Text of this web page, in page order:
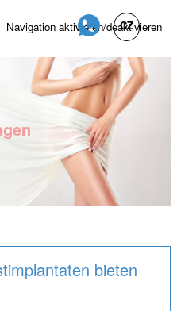
CZ
Navigation aktivieren/deaktivieren
bieten